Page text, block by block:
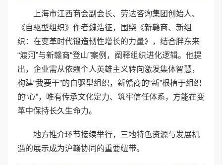
上海市江西商会副会长、劳达咨询集团创始人、
《自驱型组织》作者魏浩征，围绕《新赣商、新组
织：在变革时代锻造韧性增长的力量》，结合胖东来
“渡河”与新赣商“登山”案例，阐释组织进化逻辑。他提
出，企业需从依赖个人英雄主义转向激发集体智慧，
构建“我要干”的自驱型组织，新赣商的“新”根植于组织
的“心”，唯有传承文化定力、筑牢信任体系，方能在变
革中保持长久生命力。
地方推介环节接续举行，三地特色资源与发展机
遇的展示成为沪赣协同的重要纽带。